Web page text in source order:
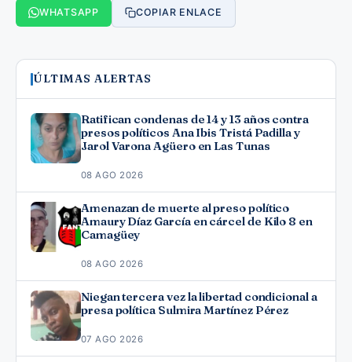
WHATSAPP COPIAR ENLACE
ÚLTIMAS ALERTAS
Ratifican condenas de 14 y 13 años contra
presos políticos Ana Ibis Tristá Padilla y
Jarol Varona Agüero en Las Tunas
08 AGO 2026
Amenazan de muerte al preso político
Amaury Díaz García en cárcel de Kilo 8 en
Camagüey
08 AGO 2026
Niegan tercera vez la libertad condicional a
presa política Sulmira Martínez Pérez
07 AGO 2026